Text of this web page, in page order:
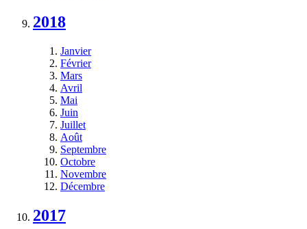
2018
Janvier
Février
Mars
Avril
Mai
Juin
Juillet
Août
Septembre
Octobre
Novembre
Décembre
2017